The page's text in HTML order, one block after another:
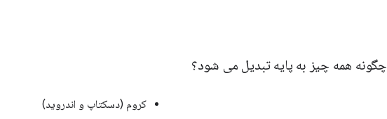
چگونه همه چیز به پایه تبدیل می شود؟
کروم (دسکتاپ و اندروید)